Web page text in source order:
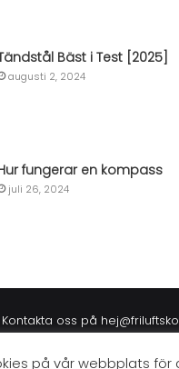
Bäst i Test [2025]
augusti 2, 2024
fungerar en kompass
juli 26, 2024
oss på
på vår webbplats för